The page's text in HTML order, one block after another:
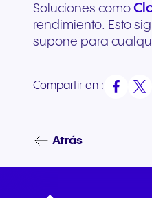
Soluciones como
rendimiento. Esto
supone para
Compartir en :
Atrás